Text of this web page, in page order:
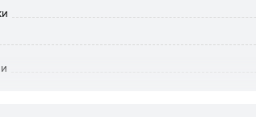
экран преподавателя на